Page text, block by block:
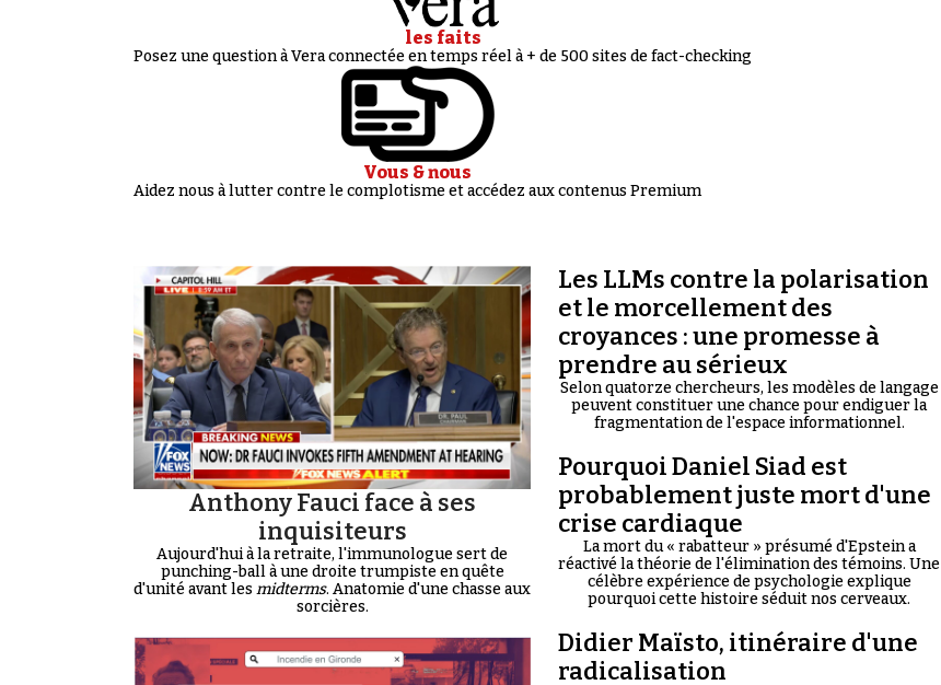
les faits
Posez une question à Vera connectée en temps réel à + de 500 sites de fact-checking
Vous & nous
Aidez nous à lutter contre le complotisme et accédez aux contenus Premium
Anthony Fauci face à ses
inquisiteurs
Aujourd'hui à la retraite, l'immunologue sert de
punching-ball à une droite trumpiste en quête
d'unité avant les midterms. Anatomie d'une chasse aux
sorcières.
Les LLMs contre la polarisation
et le morcellement des
croyances : une promesse à
prendre au sérieux
Selon quatorze chercheurs, les modèles de langage
peuvent constituer une chance pour endiguer la
fragmentation de l'espace informationnel.
Pourquoi Daniel Siad est
probablement juste mort d'une
crise cardiaque
La mort du « rabatteur » présumé d'Epstein a
réactivé la théorie de l'élimination des témoins. Une
célèbre expérience de psychologie explique
pourquoi cette histoire séduit nos cerveaux.
Didier Maïsto, itinéraire d'une
radicalisation